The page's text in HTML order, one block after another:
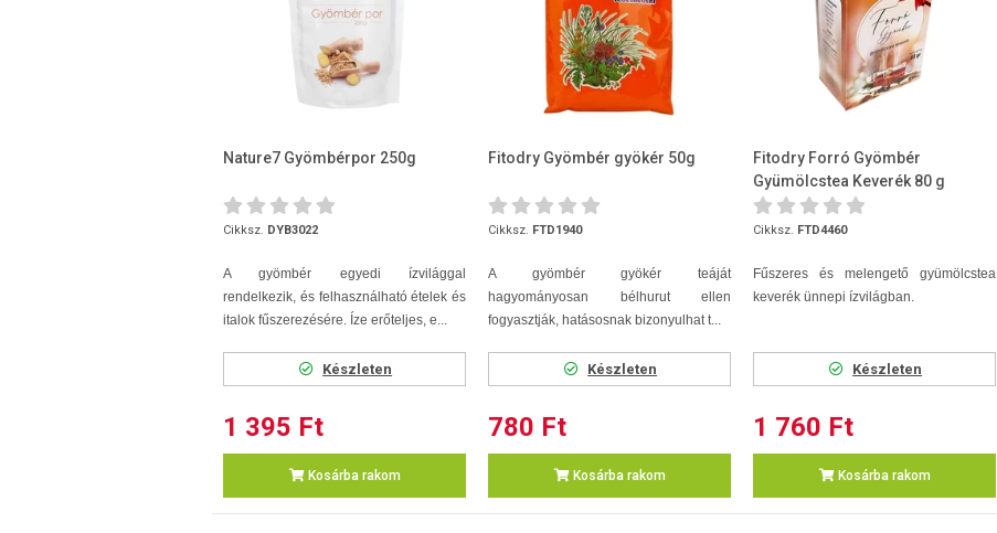
Nature7 Gyömbérpor 250g
Cikksz. DYB3022
A gyömbér egyedi ízvilággal
rendelkezik, és felhasználható ételek és
italok fűszerezésére. Íze erőteljes, e...
Készleten
1 395 Ft
Kosárba rakom
Fitodry Gyömbér gyökér 50g
Cikksz. FTD1940
A gyömbér gyökér teáját
hagyományosan bélhurut ellen
fogyasztják, hatásosnak bizonyulhat t...
Készleten
780 Ft
Kosárba rakom
Fitodry Forró Gyömbér
Gyümölcstea Keverék 80 g
Cikksz. FTD4460
Fűszeres és melengető gyümölcstea
keverék ünnepi ízvilágban.
Készleten
1 760 Ft
Kosárba rakom